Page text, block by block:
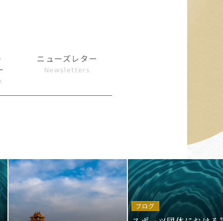
ニューズレター
Newsletters
ブログ